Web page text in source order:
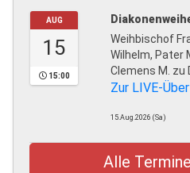
AUG
15
15:00
Weihbischof
Wilhelm, Pater
Clemens M. zu
Zur LIVE-
15.Aug.2026 (Sa)
Alle